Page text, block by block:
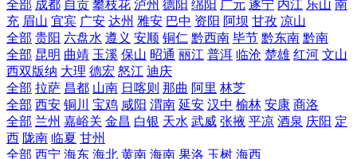
全部 成都 自贡 攀枝花 泸州 德阳 绵阳 广元 遂宁 内江 乐山 南
充 眉山 宜宾 广安 达州 雅安 巴中 资阳 阿坝 甘孜 凉山
全部 贵阳 六盘水 遵义 安顺 铜仁 黔西南 毕节 黔东南 黔南
全部 昆明 曲靖 玉溪 保山 昭通 丽江 普洱 临沧 楚雄 红河 文山
西双版纳 大理 德宏 怒江 迪庆
全部 拉萨 昌都 山南 日喀则 那曲 阿里 林芝
全部 西安 铜川 宝鸡 咸阳 渭南 延安 汉中 榆林 安康 商洛
全部 兰州 嘉峪关 金昌 白银 天水 武威 张掖 平凉 酒泉 庆阳 定
西 陇南 临夏 甘州
全部 西宁 海东 海北 黄南 海南 果洛 玉树 海西